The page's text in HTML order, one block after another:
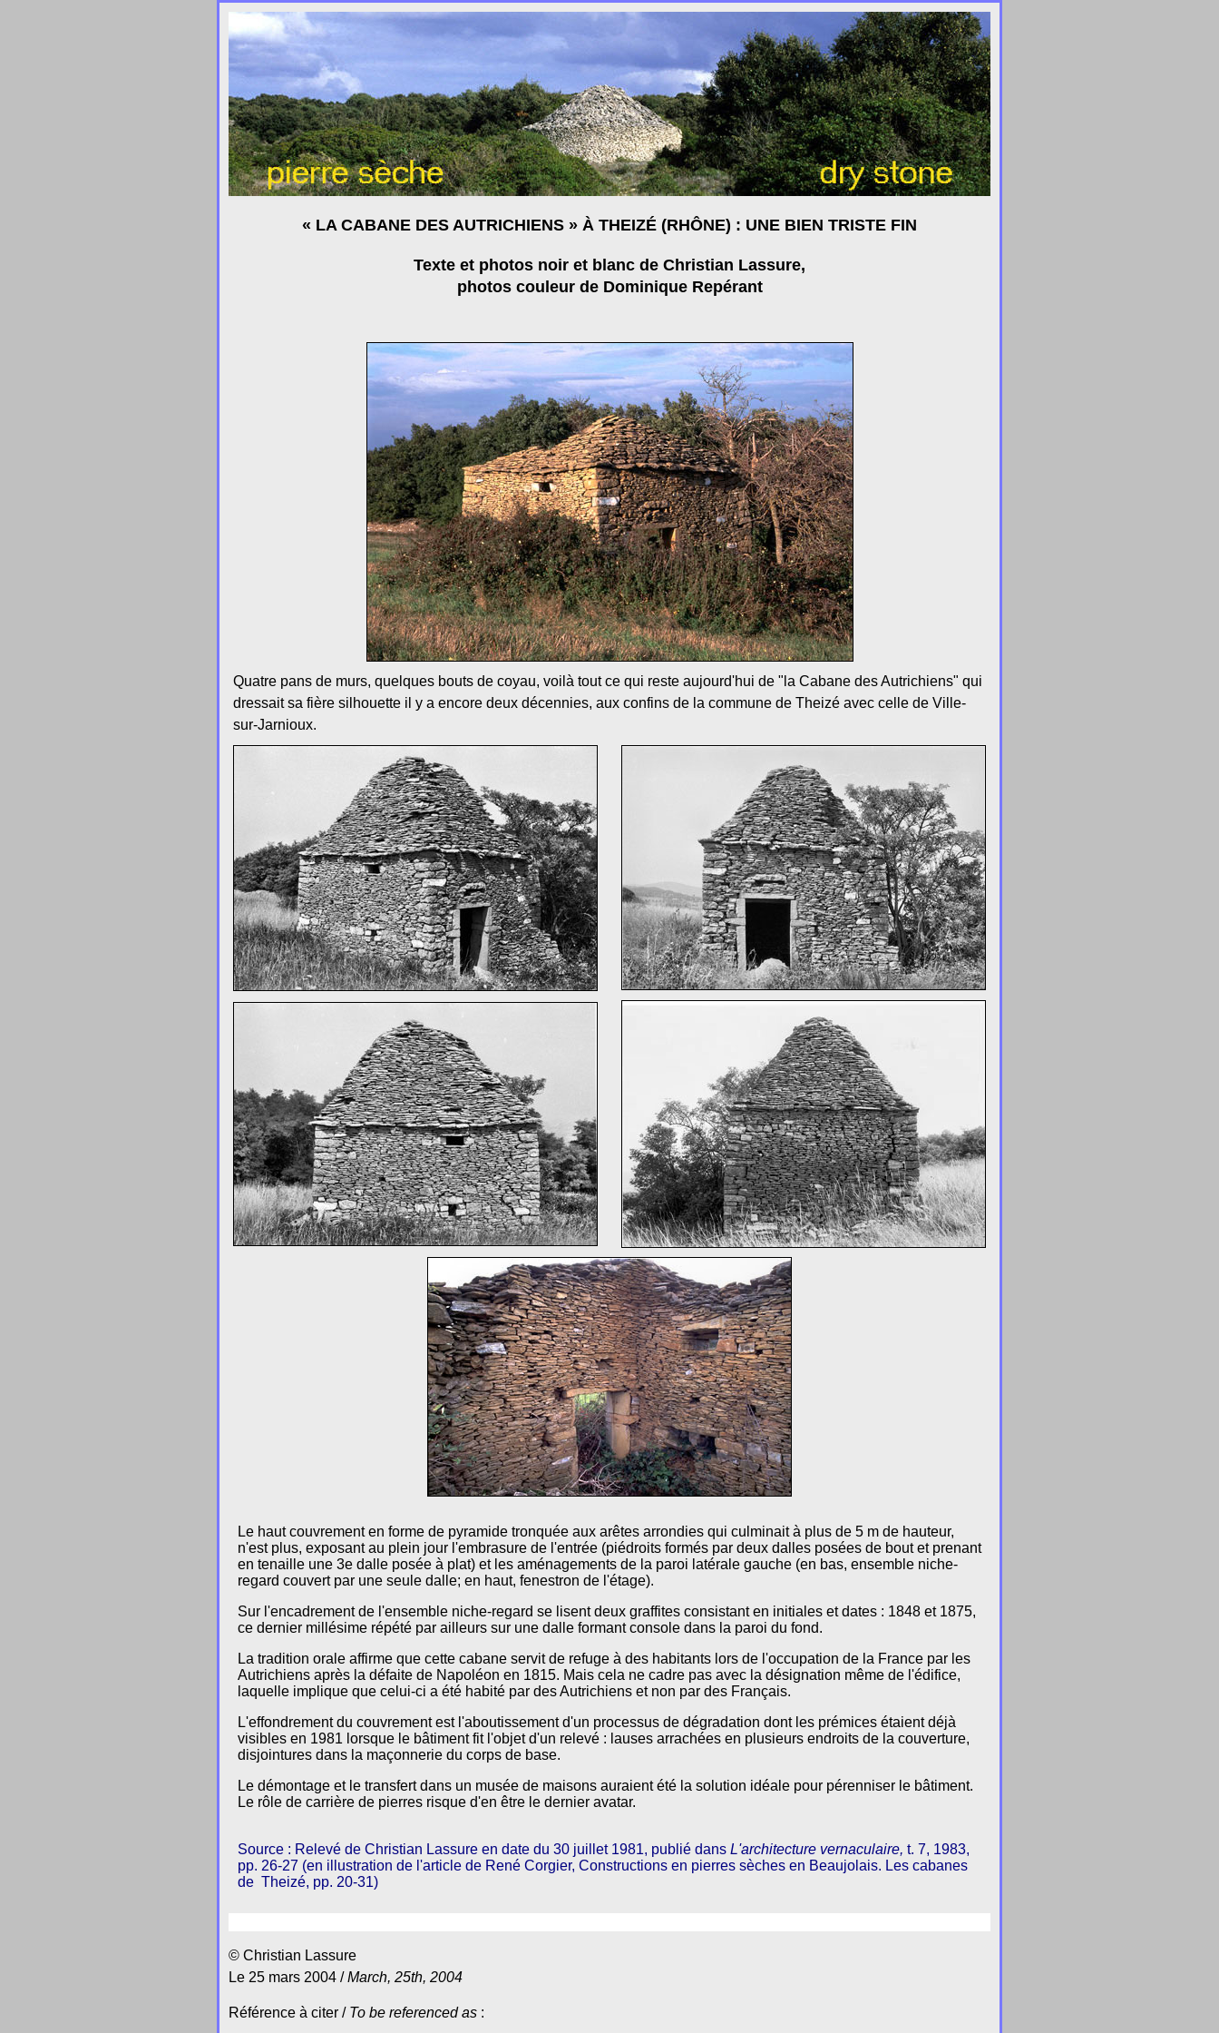
« LA CABANE DES AUTRICHIENS » À THEIZÉ (RHÔNE) : UNE BIEN TRISTE FIN
Texte et photos noir et blanc de Christian Lassure,
photos couleur de Dominique Repérant
Quatre pans de murs, quelques bouts de coyau, voilà tout ce qui reste aujourd'hui de "la Cabane des Autrichiens" qui
dressait sa fière silhouette il y a encore deux décennies, aux confins de la commune de Theizé avec celle de Ville-
sur-Jarnioux.
Le haut couvrement en forme de pyramide tronquée aux arêtes arrondies qui culminait à plus de 5 m de hauteur,
n'est plus, exposant au plein jour l'embrasure de l'entrée (piédroits formés par deux dalles posées de bout et prenant
en tenaille une 3e dalle posée à plat) et les aménagements de la paroi latérale gauche (en bas, ensemble niche-
regard couvert par une seule dalle; en haut, fenestron de l'étage).
Sur l'encadrement de l'ensemble niche-regard se lisent deux graffites consistant en initiales et dates : 1848 et 1875,
ce dernier millésime répété par ailleurs sur une dalle formant console dans la paroi du fond.
La tradition orale affirme que cette cabane servit de refuge à des habitants lors de l'occupation de la France par les
Autrichiens après la défaite de Napoléon en 1815. Mais cela ne cadre pas avec la désignation même de l'édifice,
laquelle implique que celui-ci a été habité par des Autrichiens et non par des Français.
L'effondrement du couvrement est l'aboutissement d'un processus de dégradation dont les prémices étaient déjà
visibles en 1981 lorsque le bâtiment fit l'objet d'un relevé : lauses arrachées en plusieurs endroits de la couverture,
disjointures dans la maçonnerie du corps de base.
Le démontage et le transfert dans un musée de maisons auraient été la solution idéale pour pérenniser le bâtiment.
Le rôle de carrière de pierres risque d'en être le dernier avatar.
Source : Relevé de Christian Lassure en date du 30 juillet 1981, publié dans L'architecture vernaculaire, t. 7, 1983,
pp. 26-27 (en illustration de l'article de René Corgier, Constructions en pierres sèches en Beaujolais. Les cabanes
de Theizé, pp. 20-31)
© Christian Lassure
Le 25 mars 2004 /March, 25th, 2004
Référence à citer / To be referenced as :